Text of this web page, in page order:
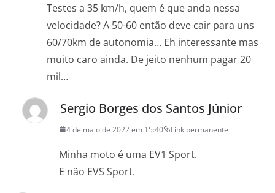
Testes a 35 km/h, quem é que anda nessa
velocidade? A 50-60 então deve cair para uns
60/70km de autonomia… Eh interessante mas
muito caro ainda. De jeito nenhum pagar 20
mil…
Sergio Borges dos Santos Júnior
4 de maio de 2022 em 15:40 Link permanente
Minha moto é uma EV1 Sport.
E não EVS Sport.